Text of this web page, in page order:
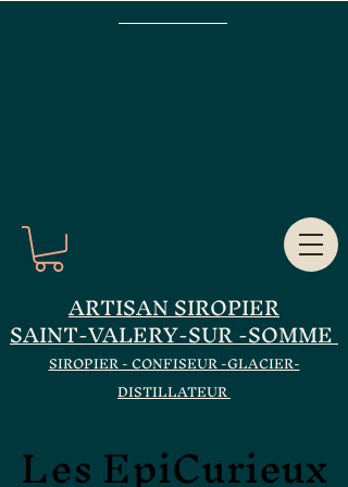
ARTISAN SIROPIER
SAINT-VALERY-SUR -SOMME
SIROPIER - CONFISEUR -GLACIER-
DISTILLATEUR
Les EpiCurieux
Les EpiCurieux